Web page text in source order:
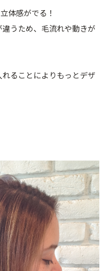
体感がでる！
うため、毛流れや動きが
ることによりもっとデザ